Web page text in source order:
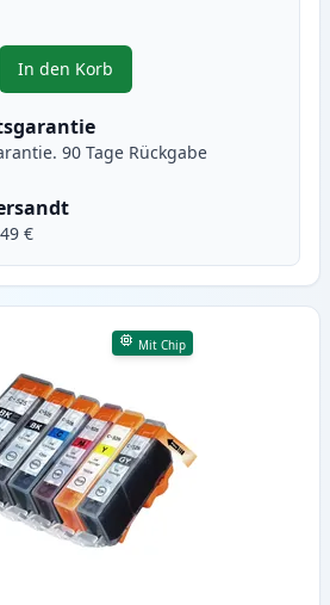
um anzupassen
In den Korb
, 10 stück Canon PGI-525 &
90 Tage Rückgabe
€
Mit Chip